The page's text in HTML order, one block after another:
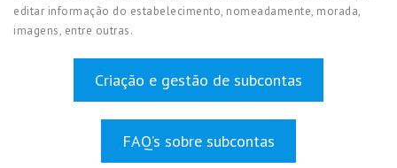
editar informação do estabelecimento, nomeadamente, morada,
imagens, entre outras.
Criação e gestão de subcontas
FAQ’s sobre subcontas